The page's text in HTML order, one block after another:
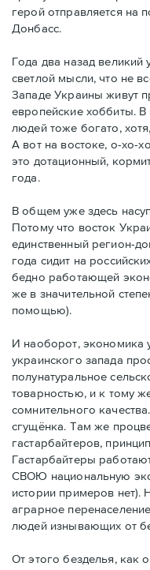
герой отправляется на
Донбасс.
Года два назад
светлой мысли, что не
Западе Украины живут
европейские хоббиты. В
людей тоже богато,
А вот на востоке, о-
это дотационный,
года.
В общем уже здесь
Потому что восток
единственный регион-
года сидит на
бедно работающей
же в значительной
помощью).
И наоборот, экономика
украинского запада
полунатуральное
товарностью, и к тому
сомнительного
сгущёнка. Там же
гастарбайтеров,
Гастарбайтеры
СВОЮ национальную
истории примеров нет).
аграрное
людей изнывающих от
От этого безделья,